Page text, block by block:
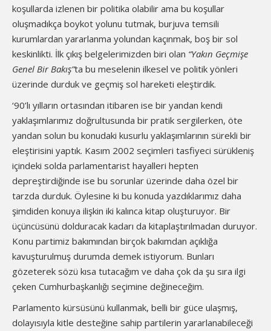
koşullarda izlenen bir politika olabilir ama bu koşullar
oluşmadıkça boykot yolunu tutmak, burjuva temsili
kurumlardan yararlanma yolundan kaçınmak, boş bir sol
keskinlikti. İlk çıkış belgelerimizden biri olan “Yakın Geçmişe
Genel Bir Bakış”ta bu meselenin ilkesel ve politik yönleri
üzerinde durduk ve geçmiş sol hareketi eleştirdik.
‘90’lı yılların ortasından itibaren ise bir yandan kendi
yaklaşımlarımız doğrultusunda bir pratik sergilerken, öte
yandan solun bu konudaki kusurlu yaklaşımlarının sürekli bir
eleştirisini yaptık. Kasım 2002 seçimleri tasfiyeci sürükleniş
içindeki solda parlamentarist hayalleri hepten
depreştirdiğinde ise bu sorunlar üzerinde daha özel bir
tarzda durduk. Öylesine ki bu konuda yazdıklarımız daha
şimdiden konuya ilişkin iki kalınca kitap oluşturuyor. Bir
üçüncüsünü dolduracak kadarı da kitaplaştırılmadan duruyor.
Konu partimiz bakımından birçok bakımdan açıklığa
kavuşturulmuş durumda demek istiyorum. Bunları
gözeterek sözü kısa tutacağım ve daha çok da şu sıra ilgi
çeken Cumhurbaşkanlığı seçimine değineceğim.
Parlamento kürsüsünü kullanmak, belli bir güce ulaşmış,
dolayısıyla kitle desteğine sahip partilerin yararlanabileceği